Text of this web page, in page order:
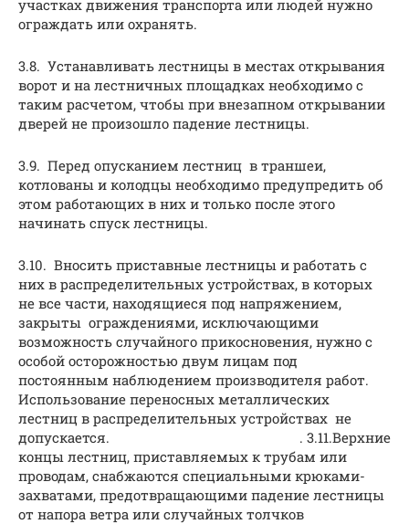
участках движения транспорта или людей нужно
ограждать или охранять.
3.8. Устанавливать лестницы в местах открывания
ворот и на лестничных площадках необходимо с
таким расчетом, чтобы при внезапном открывании
дверей не произошло падение лестницы.
3.9. Перед опусканием лестниц в траншеи,
котлованы и колодцы необходимо предупредить об
этом работающих в них и только после этого
начинать спуск лестницы.
3.10. Вносить приставные лестницы и работать с
них в распределительных устройствах, в которых
не все части, находящиеся под напряжением,
закрыты ограждениями, исключающими
возможность случайного прикосновения, нужно с
особой осторожностью двум лицам под
постоянным наблюдением производителя работ.
Использование переносных металлических
лестниц в распределительных устройствах не
допускается. . 3.11.Верхние
концы лестниц, приставляемых к трубам или
проводам, снабжаются специальными крюками-
захватами, предотвращающими падение лестницы
от напора ветра или случайных толчков